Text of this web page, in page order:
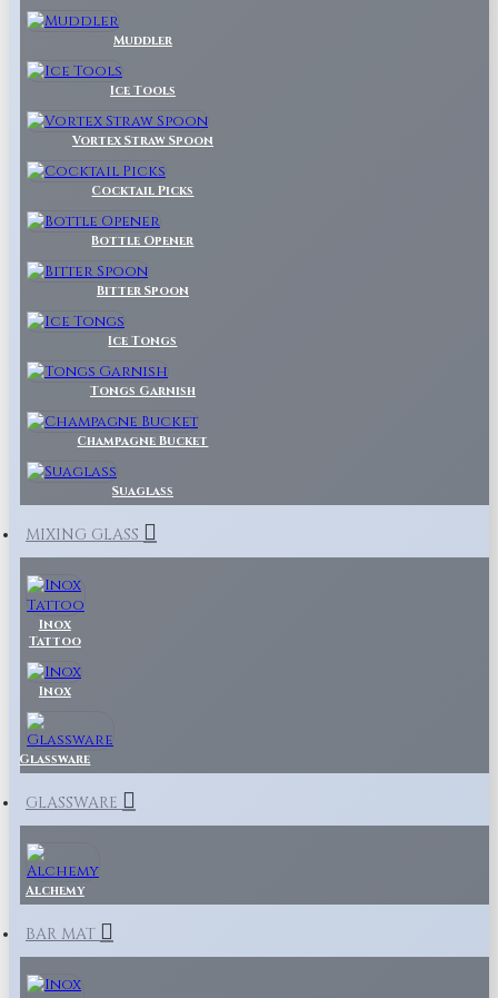
Muddler
Ice Tools
Vortex Straw Spoon
Cocktail Picks
Bottle Opener
Bitter Spoon
Ice Tongs
Tongs Garnish
Champagne Bucket
Suaglass
MIXING GLASS
Inox
Tattoo
Inox
Glassware
GLASSWARE
Alchemy
BAR MAT